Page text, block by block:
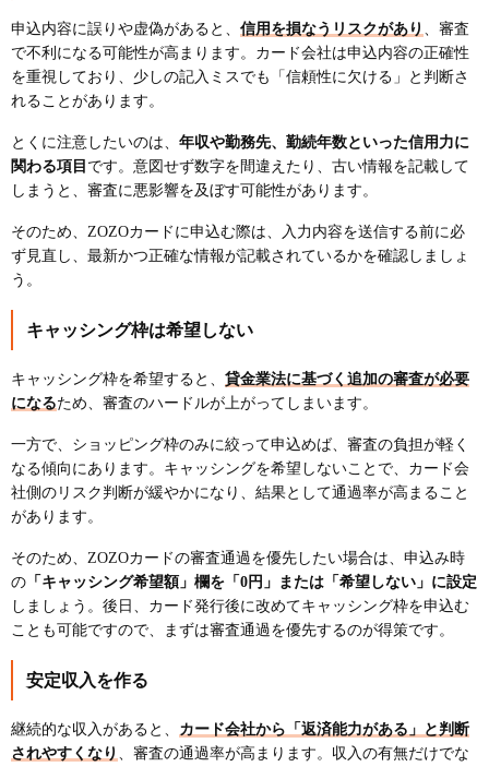
申込内容に誤りや虚偽があると、 信用を損なうリスクがあり
、審査
で不利になる可能性が高まります。カード会社は申込内容の正確性
を重視しており、少しの記入ミスでも「信頼性に欠ける」と判断さ
れることがあります。
とくに注意したいのは、 年収や勤務先、勤続年数といった信用力に
関わる項目 です。意図せず数字を間違えたり、古い情報を記載して
しまうと、審査に悪影響を及ぼす可能性があります。
そのため、ZOZOカードに申込む際は、入力内容を送信する前に必
ず見直し、最新かつ正確な情報が記載されているかを確認しましょ
う。
キャッシング枠は希望しない
キャッシング枠を希望すると、 貸金業法に基づく追加の審査が必要
になるため、審査のハードルが上がってしまいます。
一方で、ショッピング枠のみに絞って申込めば、審査の負担が軽く
なる傾向にあります。キャッシングを希望しないことで、カード会
社側のリスク判断が緩やかになり、結果として通過率が高まること
があります。
そのため、ZOZOカードの審査通過を優先したい場合は、申込み時
の 「キャッシング希望額」欄を「0円」または「希望しない」に設定
しましょう。後日、カード発行後に改めてキャッシング枠を申込む
ことも可能ですので、まずは審査通過を優先するのが得策です。
安定収入を作る
継続的な収入があると、 カード会社から「返済能力がある」と判断
されやすくなり
、審査の通過率が高まります。収入の有無だけでな